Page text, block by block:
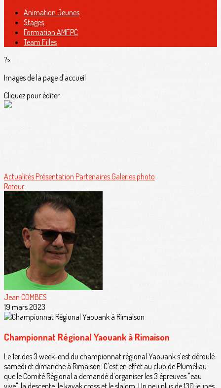
Animation Jeunes
Stages
Formation AMFPC
Team Filles
?>
Images de la page d'accueil
Cliquez pour éditer
ActualitésPrésentation PartenairesGaleries photo
Retour
Jean COMBES
19 mars 2023
Championnat Régional Yaouank à Rimaison
Le 1er des 3 week-end du championnat régional Yaouank s'est déroulé
samedi et dimanche à Rimaison. C'est en effet au club de Pluméliau
que le Comité Régional a demandé d'organiser les 3 épreuves "eau